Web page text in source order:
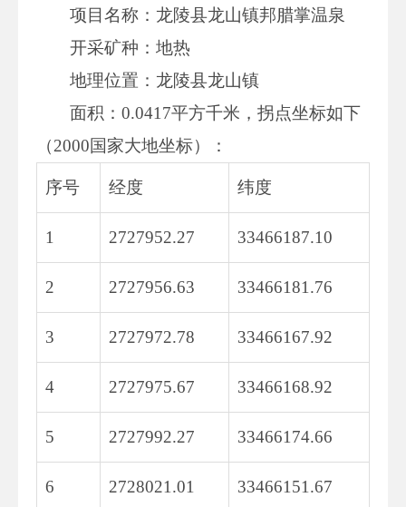
项目名称：龙陵县龙山镇邦腊掌温泉
开采矿种：地热
地理位置：龙陵县龙山镇
面积：0.0417平方千米，拐点坐标如下
（2000国家大地坐标）：
序号 经度 纬度
1 2727952.27 33466187.10
2 2727956.63 33466181.76
3 2727972.78 33466167.92
4 2727975.67 33466168.92
5 2727992.27 33466174.66
6 2728021.01 33466151.67